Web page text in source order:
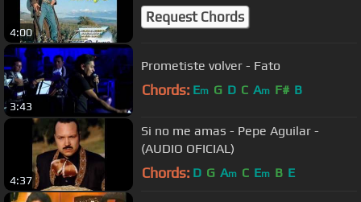
4:00
Request Chords
3:43
Prometiste volver - Fato
Chords: Em G D C Am F# B
4:37
Si no me amas - Pepe Aguilar -
(AUDIO OFICIAL)
Chords: D G Am C Em B E